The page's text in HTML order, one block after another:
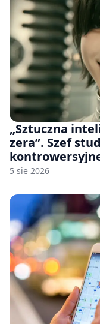
„Sztuczna
zera”. Szef
Stellar Blade:
5 sie 2026